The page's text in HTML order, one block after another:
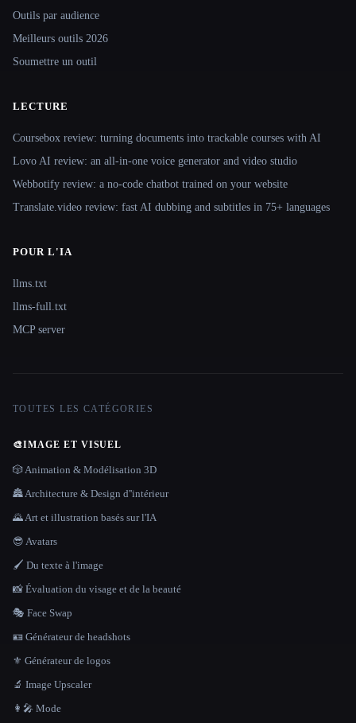
Outils par audience
Meilleurs outils 2026
Soumettre un outil
LECTURE
Coursebox review: turning documents into trackable courses with AI
Lovo AI review: an all-in-one voice generator and video studio
Webbotify review: a no-code chatbot trained on your website
Translate.video review: fast AI dubbing and subtitles in 75+ languages
POUR L'IA
llms.txt
llms-full.txt
MCP server
TOUTES LES CATÉGORIES
🎨IMAGE ET VISUEL
🎲 Animation & Modélisation 3D
🏯 Architecture & Design d''intérieur
🌄 Art et illustration basés sur l'IA
😎 Avatars
🖌️ Du texte à l'image
📸 Évaluation du visage et de la beauté
🎭 Face Swap
🪪 Générateur de headshots
⚜️ Générateur de logos
🔬 Image Upscaler
👩‍🎤 Mode